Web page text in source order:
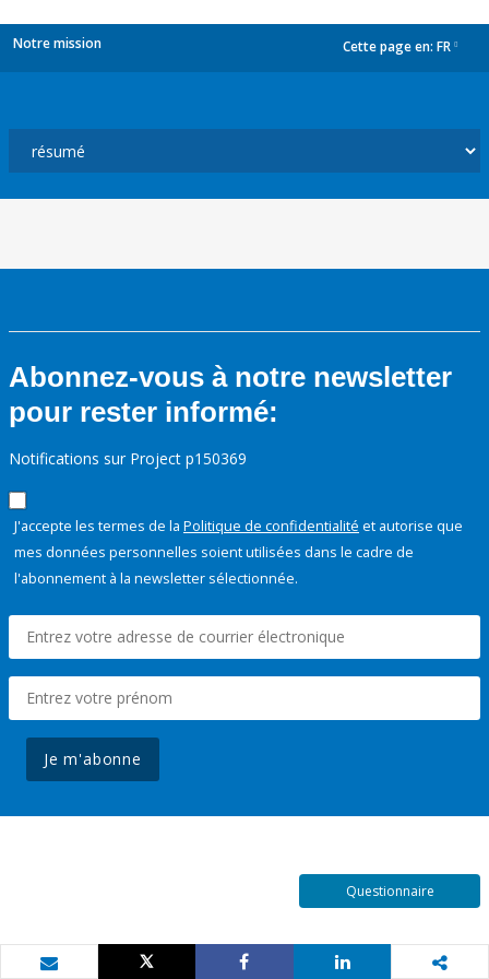
Notre mission Cette page en: FR
Abonnez-vous à notre newsletter
pour rester informé:
Notifications sur Project p150369
J'accepte les termes de la Politique de confidentialité et autorise que
mes données personnelles soient utilisées dans le cadre de
l'abonnement à la newsletter sélectionnée.
Je m'abonne
Questionnaire